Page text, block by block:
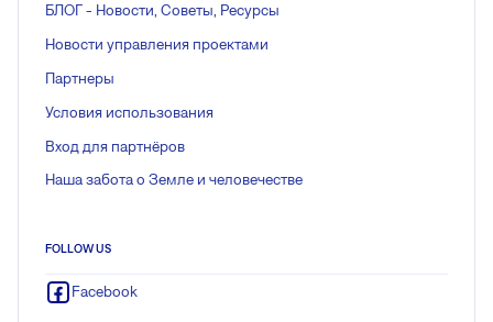
БЛОГ - Новости, Советы, Ресурсы
Новости управления проектами
Партнеры
Условия использования
Вход для партнёров
Наша забота о Земле и человечестве
FOLLOW US
Facebook